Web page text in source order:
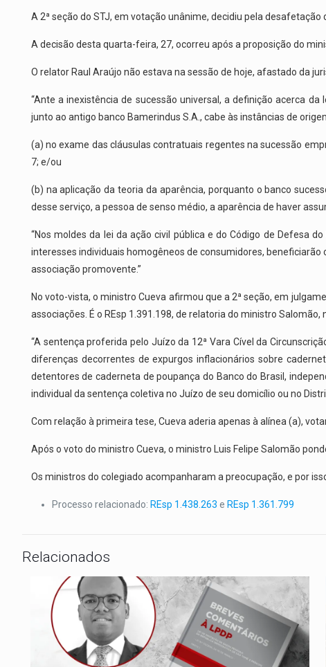
A 2ª seção do STJ, em votação unânime, decidiu pela
A decisão desta quarta-feira, 27, ocorreu após a proposição do
O relator Raul Araújo não estava na sessão de hoje, afastado da
“Ante a inexistência de sucessão universal, a definição acerca
junto ao antigo banco Bamerindus S.A., cabe às instâncias de
(a) no exame das cláusulas contratuais regentes na sucessão
7; e/ou
(b) na aplicação da teoria da aparência, porquanto o banco
desse serviço, a pessoa de senso médio, a aparência de haver
“Nos moldes da lei da ação civil pública e do Código de Defesa
interesses individuais homogêneos de consumidores,
associação promovente.”
No voto-vista, o ministro Cueva afirmou que a 2ª seção, em
associações. É o REsp 1.391.198, de relatoria do ministro Salomão,
“A sentença proferida pelo Juízo da 12ª Vara Cível da
diferenças decorrentes de expurgos inflacionários sobre
detentores de caderneta de poupança do Banco do Brasil,
individual da sentença coletiva no Juízo de seu domicílio ou no
Com relação à primeira tese, Cueva aderia apenas à alínea (a),
Após o voto do ministro Cueva, o ministro Luis Felipe Salomão
Os ministros do colegiado acompanharam a preocupação, e por
Processo relacionado: REsp 1.438.263 e REsp 1.361.799
Relacionados